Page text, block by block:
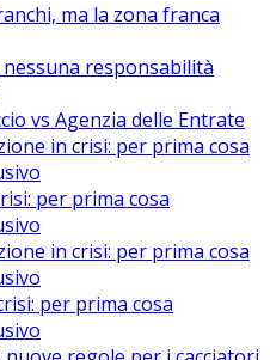
ma la zona franca
responsabilità
vs Agenzia delle Entrate
in crisi: per prima cosa
per prima cosa
in crisi: per prima cosa
per prima cosa